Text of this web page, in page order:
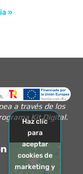
»
a través de los
Kit Digital.
Haz clic
para
aceptar
cookies de
marketing y